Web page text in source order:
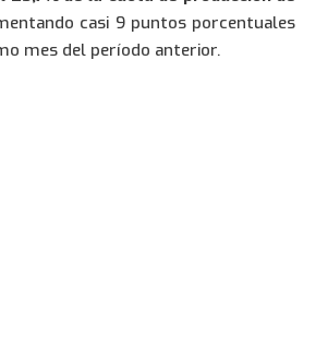
casi 9 puntos porcentuales
mes del período anterior.